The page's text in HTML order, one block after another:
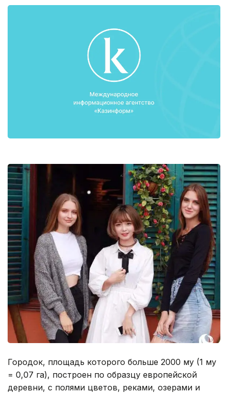
Городок, площадь которого больше 2000 му (1 му
= 0,07 га), построен по образцу европейской
деревни, с полями цветов, реками, озерами и